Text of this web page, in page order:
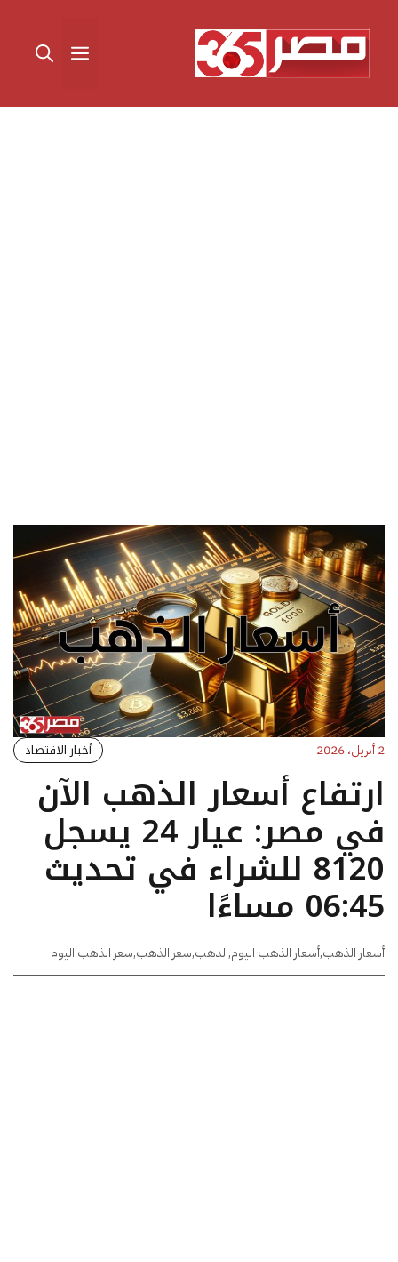
المحتوى القائمة
2 أبريل، 2026 أخبار الاقتصاد
ارتفاع أسعار الذهب الآن
في مصر: عيار 24 يسجل
8120 للشراء في تحديث
06:45 مساءًا
أسعار الذهب,أسعار الذهب اليوم,الذهب,سعر الذهب,سعر الذهب اليوم